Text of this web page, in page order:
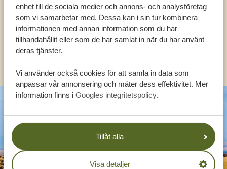
enhet till de sociala medier och annons- och analysföretag
som vi samarbetar med. Dessa kan i sin tur kombinera
informationen med annan information som du har
tillhandahållit eller som de har samlat in när du har använt
deras tjänster.
Vi använder också cookies för att samla in data som
anpassar vår annonsering och mäter dess effektivitet. Mer
information finns i Googles integritetspolicy.
Tillåt alla
Visa detaljer
SV:+31 174 788 108